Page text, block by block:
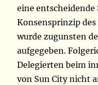
eine entscheidende
Konsensprinzip
wurde zugunsten
aufgegeben.
Delegierten beim
von Sun City nicht